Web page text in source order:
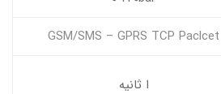
GSM/SMS – GPRS TCP Paclcet
ا ثانیه